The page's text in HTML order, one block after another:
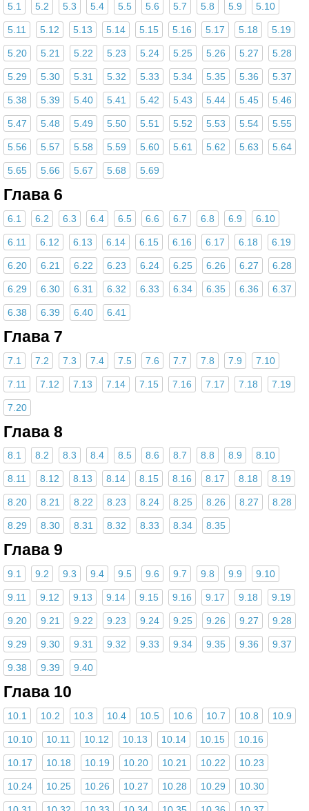
5.1 5.2 5.3 5.4 5.5 5.6 5.7 5.8 5.9 5.10
5.11 5.12 5.13 5.14 5.15 5.16 5.17 5.18 5.19
5.20 5.21 5.22 5.23 5.24 5.25 5.26 5.27 5.28
5.29 5.30 5.31 5.32 5.33 5.34 5.35 5.36 5.37
5.38 5.39 5.40 5.41 5.42 5.43 5.44 5.45 5.46
5.47 5.48 5.49 5.50 5.51 5.52 5.53 5.54 5.55
5.56 5.57 5.58 5.59 5.60 5.61 5.62 5.63 5.64
5.65 5.66 5.67 5.68 5.69
Глава 6
6.1 6.2 6.3 6.4 6.5 6.6 6.7 6.8 6.9 6.10
6.11 6.12 6.13 6.14 6.15 6.16 6.17 6.18 6.19
6.20 6.21 6.22 6.23 6.24 6.25 6.26 6.27 6.28
6.29 6.30 6.31 6.32 6.33 6.34 6.35 6.36 6.37
6.38 6.39 6.40 6.41
Глава 7
7.1 7.2 7.3 7.4 7.5 7.6 7.7 7.8 7.9 7.10
7.11 7.12 7.13 7.14 7.15 7.16 7.17 7.18 7.19
7.20
Глава 8
8.1 8.2 8.3 8.4 8.5 8.6 8.7 8.8 8.9 8.10
8.11 8.12 8.13 8.14 8.15 8.16 8.17 8.18 8.19
8.20 8.21 8.22 8.23 8.24 8.25 8.26 8.27 8.28
8.29 8.30 8.31 8.32 8.33 8.34 8.35
Глава 9
9.1 9.2 9.3 9.4 9.5 9.6 9.7 9.8 9.9 9.10
9.11 9.12 9.13 9.14 9.15 9.16 9.17 9.18 9.19
9.20 9.21 9.22 9.23 9.24 9.25 9.26 9.27 9.28
9.29 9.30 9.31 9.32 9.33 9.34 9.35 9.36 9.37
9.38 9.39 9.40
Глава 10
10.1 10.2 10.3 10.4 10.5 10.6 10.7 10.8 10.9
10.10 10.11 10.12 10.13 10.14 10.15 10.16
10.17 10.18 10.19 10.20 10.21 10.22 10.23
10.24 10.25 10.26 10.27 10.28 10.29 10.30